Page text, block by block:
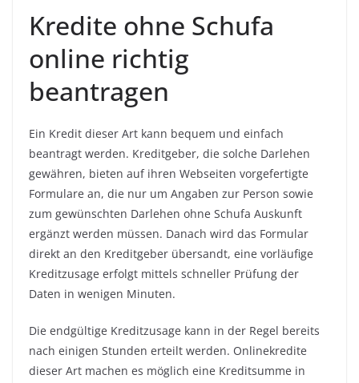
Kredite ohne Schufa
online richtig
beantragen
Ein Kredit dieser Art kann bequem und einfach
beantragt werden. Kreditgeber, die solche Darlehen
gewähren, bieten auf ihren Webseiten vorgefertigte
Formulare an, die nur um Angaben zur Person sowie
zum gewünschten Darlehen ohne Schufa Auskunft
ergänzt werden müssen. Danach wird das Formular
direkt an den Kreditgeber übersandt, eine vorläufige
Kreditzusage erfolgt mittels schneller Prüfung der
Daten in wenigen Minuten.
Die endgültige Kreditzusage kann in der Regel bereits
nach einigen Stunden erteilt werden. Onlinekredite
dieser Art machen es möglich eine Kreditsumme in